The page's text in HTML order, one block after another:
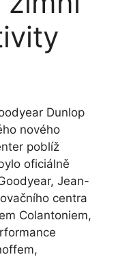
Dunlop
nového
poblíž
oficiálně
Jean-
centra
Colantoniem,